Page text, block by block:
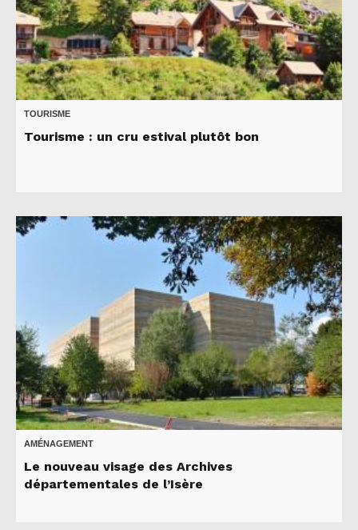
TOURISME
Tourisme : un cru estival plutôt bon
AMÉNAGEMENT
Le nouveau visage des Archives
départementales de l’Isère